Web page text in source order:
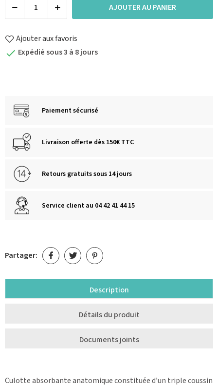
AJOUTER AU PANIER
Ajouter aux favoris
 Expédié sous 3 à 8 jours
Paiement sécurisé
Livraison offerte dès 150€ TTC
Retours gratuits sous 14 jours
Service client au 04 42 41 44 15
Partager:
Description
Détails du produit
Documents joints
Culotte absorbante anatomique constituée d’un triple coussin